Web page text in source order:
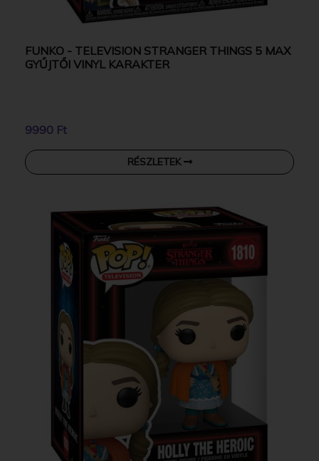
FUNKO - TELEVISION STRANGER THINGS 5 MAX
GYŰJTŐI VINYL KARAKTER
9990 Ft
RÉSZLETEK